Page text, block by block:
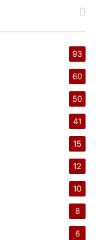
93
60
50
41
15
12
10
8
6